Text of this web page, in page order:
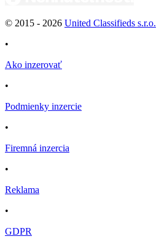
© 2015 - 2026 United Classifieds s.r.o.
•
Ako inzerovať
•
Podmienky inzercie
•
Firemná inzercia
•
Reklama
•
GDPR